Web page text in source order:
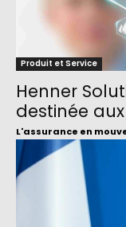
Produit et Service
Henner
destinée aux
L'assurance en